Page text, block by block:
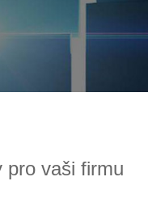
pro vaši firmu